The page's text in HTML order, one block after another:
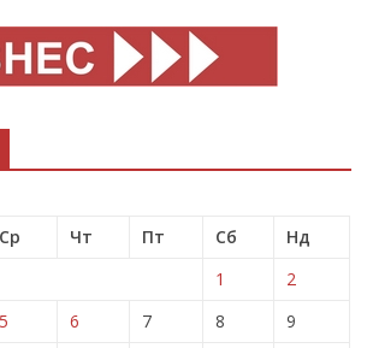
Ср Чт Пт Сб
Нд
1
2
5 6 7 8
9